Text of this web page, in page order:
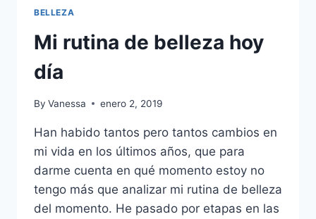
BELLEZA
Mi rutina de belleza hoy
día
By Vanessa enero 2, 2019
Han habido tantos pero tantos cambios en
mi vida en los últimos años, que para
darme cuenta en qué momento estoy no
tengo más que analizar mi rutina de belleza
del momento. He pasado por etapas en las